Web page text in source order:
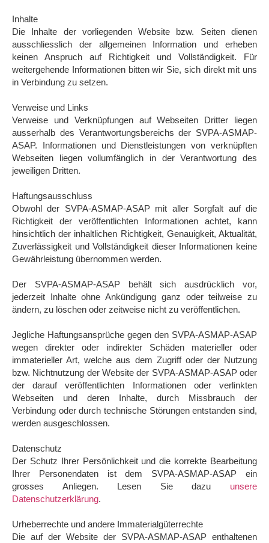
Inhalte
Die Inhalte der vorliegenden Website bzw. Seiten dienen
ausschliesslich der allgemeinen Information und erheben
keinen Anspruch auf Richtigkeit und Vollständigkeit. Für
weitergehende Informationen bitten wir Sie, sich direkt mit uns
in Verbindung zu setzen.
Verweise und Links
Verweise und Verknüpfungen auf Webseiten Dritter liegen
ausserhalb des Verantwortungsbereichs der SVPA-ASMAP-
ASAP. Informationen und Dienstleistungen von verknüpften
Webseiten liegen vollumfänglich in der Verantwortung des
jeweiligen Dritten.
Haftungsausschluss
Obwohl der SVPA-ASMAP-ASAP mit aller Sorgfalt auf die
Richtigkeit der veröffentlichten Informationen achtet, kann
hinsichtlich der inhaltlichen Richtigkeit, Genauigkeit, Aktualität,
Zuverlässigkeit und Vollständigkeit dieser Informationen keine
Gewährleistung übernommen werden.
Der SVPA-ASMAP-ASAP behält sich ausdrücklich vor,
jederzeit Inhalte ohne Ankündigung ganz oder teilweise zu
ändern, zu löschen oder zeitweise nicht zu veröffentlichen.
Jegliche Haftungsansprüche gegen den SVPA-ASMAP-ASAP
wegen direkter oder indirekter Schäden materieller oder
immaterieller Art, welche aus dem Zugriff oder der Nutzung
bzw. Nichtnutzung der Website der SVPA-ASMAP-ASAP oder
der darauf veröffentlichten Informationen oder verlinkten
Webseiten und deren Inhalte, durch Missbrauch der
Verbindung oder durch technische Störungen entstanden sind,
werden ausgeschlossen.
Datenschutz
Der Schutz Ihrer Persönlichkeit und die korrekte Bearbeitung
Ihrer Personendaten ist dem SVPA-ASMAP-ASAP ein
grosses Anliegen. Lesen Sie dazu unsere
Datenschutzerklärung.
Urheberrechte und andere Immaterialgüterrechte
Die auf der Website der SVPA-ASMAP-ASAP enthaltenen